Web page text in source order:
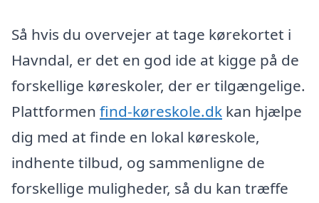
Så hvis du overvejer at tage kørekortet i
Havndal, er det en god ide at kigge på de
forskellige køreskoler, der er tilgængelige.
Plattformen find-køreskole.dk kan hjælpe
dig med at finde en lokal køreskole,
indhente tilbud, og sammenligne de
forskellige muligheder, så du kan træffe